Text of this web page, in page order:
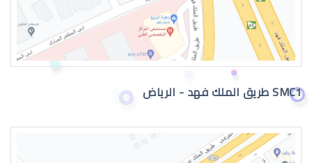
تمزق الشبكية في العين
نزيف الشبكية في العين
SMC1 طريق الملك فهد - الرياض